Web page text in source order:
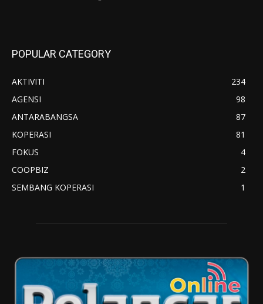
POPULAR CATEGORY
AKTIVITI
234
AGENSI
98
ANTARABANGSA
87
KOPERASI
81
FOKUS
4
COOPBIZ
2
SEMBANG KOPERASI
1